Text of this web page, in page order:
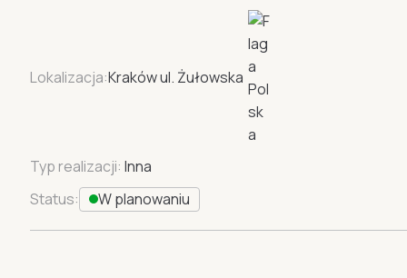
Lokalizacja:Kraków ul. Żułowska
Typ realizacji: Inna
Status:
W planowaniu